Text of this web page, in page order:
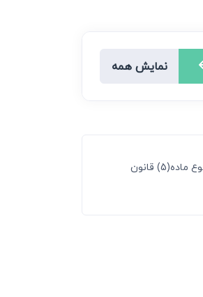
نمایش همه
ماده واحده ـ از تاریخ ابلاغ این قانون به کارگیری افرادی که در اجرای قوانین و مقررات مربوطه بازنشسته یا بازخرید شده یا بشوند در دستگاههای اجرائی موضوع ماده(5) قانون